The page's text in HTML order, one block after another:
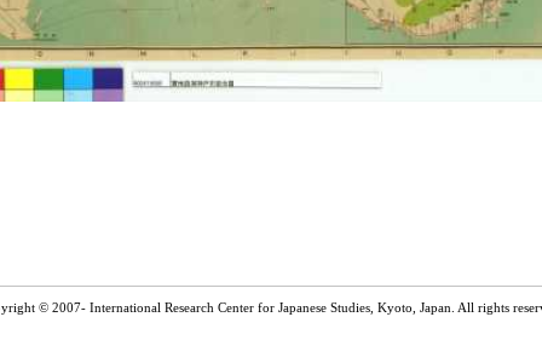
© 2007- International Research Center for Japanese Studies, Kyoto, Japan. All rights